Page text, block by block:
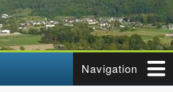
Navigation